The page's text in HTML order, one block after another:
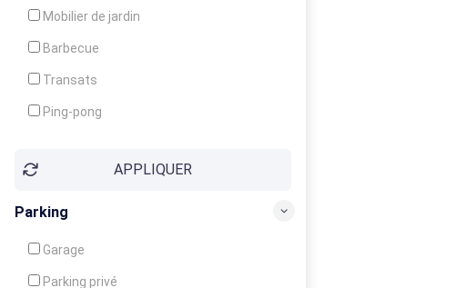
Mobilier de jardin
Barbecue
Transats
Ping-pong
Jeux d'enfantsAPPLIQUER
Parking
Garage
Parking privé